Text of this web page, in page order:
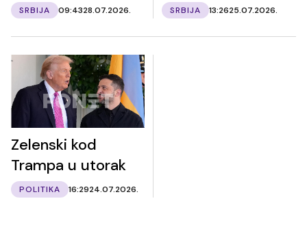
SRBIJA 09:4328.07.2026. SRBIJA 13:2625.07.2026.
Zelenski kod
Trampa u utorak
POLITIKA 16:2924.07.2026.